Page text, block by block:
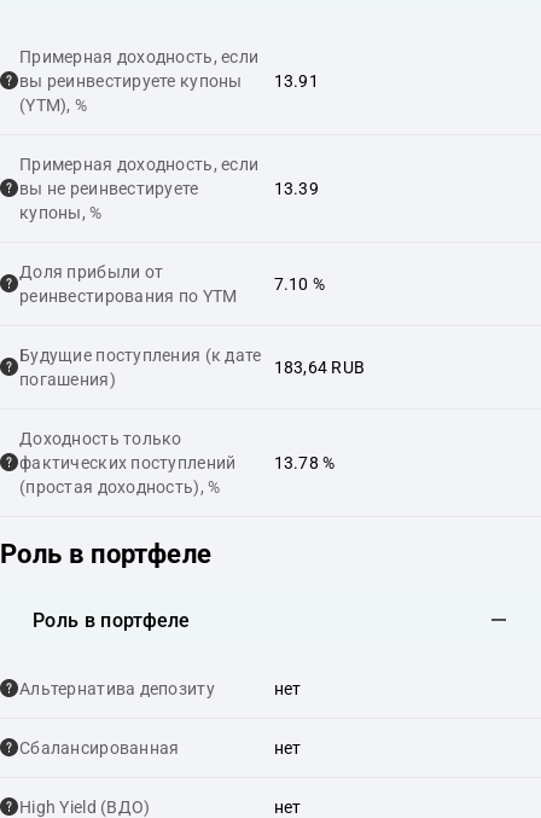
Примерная доходность, если
вы реинвестируете купоны
(YTM), %
13.91
Примерная доходность, если
вы не реинвестируете
купоны, %
13.39
Доля прибыли от
реинвестирования по YTM
7.10 %
Будущие поступления (к дате
погашения)
183,64 RUB
Доходность только
фактических поступлений
(простая доходность), %
13.78 %
Роль в портфеле
Роль в портфеле
Альтернатива депозиту нет
Сбалансированная нет
High Yield (ВДО) нет